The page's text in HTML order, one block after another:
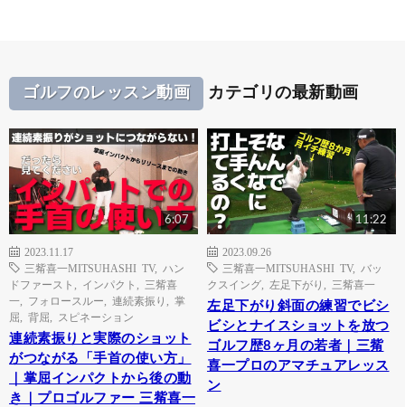
ゴルフのレッスン動画 カテゴリの最新動画
6:07
2023.11.17
三觜喜一MITSUHASHI TV, ハン
ドファースト
インパクト
三觜喜
一
フォロースルー 連続素振り
掌
屈
背屈 スピネーション
連続素振りと実際のショット
がつながる「手首の使い方」
｜掌屈インパクトから後の動
き｜プロゴルファー 三觜喜一
11:22
2023.09.26
三觜喜一MITSUHASHI TV, バッ
クスイング
左足下がり 三觜喜一
左足下がり斜面の練習でビシ
ビシとナイスショットを放つ
ゴルフ歴8ヶ月の若者｜三觜
喜一プロのアマチュアレッス
ン